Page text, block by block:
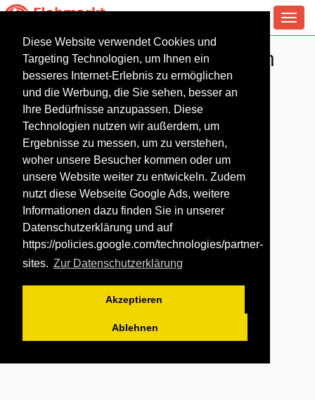
Diese Website verwendet Cookies und
Targeting Technologien, um Ihnen ein
besseres Internet-Erlebnis zu ermöglichen
und die Werbung, die Sie sehen, besser an
Ihre Bedürfnisse anzupassen. Diese
Technologien nutzen wir außerdem, um
Ergebnisse zu messen, um zu verstehen,
woher unsere Besucher kommen oder um
unsere Website weiter zu entwickeln. Zudem
nutzt diese Webseite Google Ads, weitere
Informationen dazu finden Sie in unserer
Datenschutzerklärung und auf
https://policies.google.com/technologies/partner-
sites. Zur Datenschutzerklärung
Akzeptieren
Ablehnen
Antiquitäten Flohmarkt in
Ortenberg